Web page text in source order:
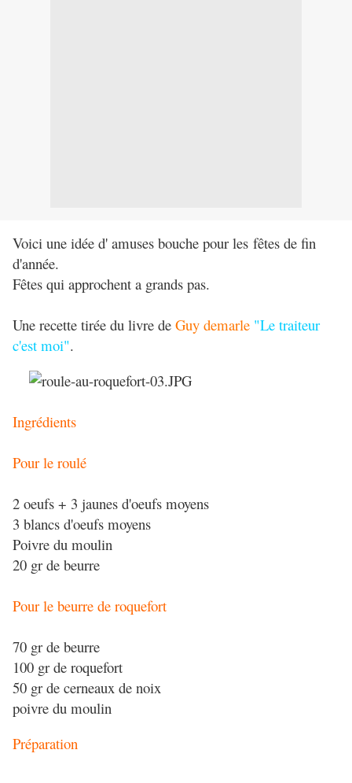
Voici une idée d' amuses bouche pour les fêtes de fin
d'année.
Fêtes qui approchent a grands pas.
Une recette tirée du livre de Guy demarle "Le traiteur
c'est moi".
Ingrédients
Pour le roulé
2 oeufs + 3 jaunes d'oeufs moyens
3 blancs d'oeufs moyens
Poivre du moulin
20 gr de beurre
Pour le beurre de roquefort
70 gr de beurre
100 gr de roquefort
50 gr de cerneaux de noix
poivre du moulin
Préparation